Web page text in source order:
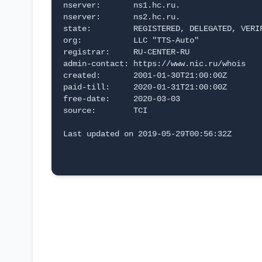
nserver:       ns1.hc.ru.
nserver:       ns2.hc.ru.
state:         REGISTERED, DELEGATED,
org:           LLC "TTS-Auto"
registrar:     RU-CENTER-RU
admin-contact: https://www.nic.ru/whois
created:       2001-01-30T21:00:00Z
paid-till:     2020-01-31T21:00:00Z
free-date:     2020-03-03
source:        TCI
Last updated on 2019-05-29T00:56:32Z